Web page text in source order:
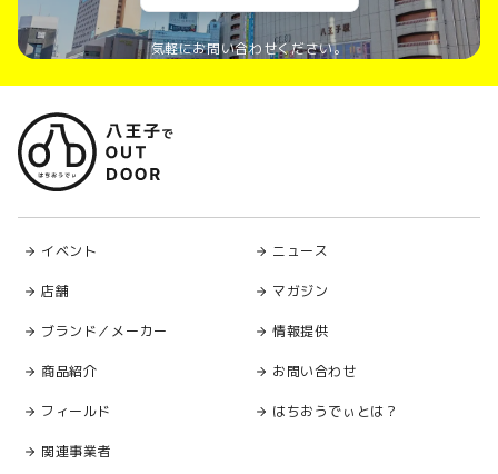
気軽にお問い合わせください。
イベント
店舗
ブランド／メーカー
商品紹介
フィールド
関連事業者
ニュース
マガジン
情報提供
お問い合わせ
はちおうでぃとは？